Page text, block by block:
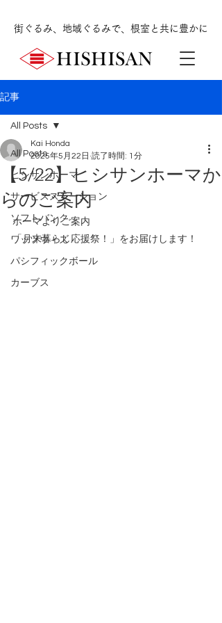
街ぐるみ、地域ぐるみで、根室と共に豊かに
記事
All Posts
ヒシサンホーマ
サービスステーション
ソフトバンク
ワッツウィズ
パシフィックボール
カーブス
All Posts
【5/22】ヒシサンホーマか
らのご案内
Kai Honda
2025年5月22日 読了時間: 1分
ホーマよりご案内
「月末暮らし応援祭！
」をお届けします！